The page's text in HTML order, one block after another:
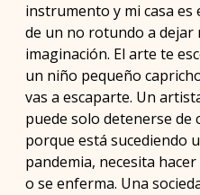
instrumento y mi casa es
de un no rotundo a dejar
imaginación. El arte te
un niño pequeño
vas a escaparte. Un
puede solo detenerse de
porque está sucediendo
pandemia, necesita
o se enferma. Una